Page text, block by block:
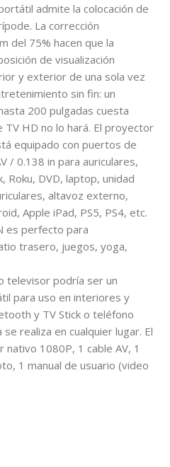
admite la colocación de
La corrección
del 75% hacen que la
de visualización
y exterior de una sola vez
sin fin: un
200 pulgadas cuesta
HD no lo hará. El proyector
equipado con puertos de
/ 0.138 in para auriculares,
Roku, DVD, laptop, unidad
altavoz externo,
Apple iPad, PS5, PS4, etc.
es perfecto para
trasero, juegos, yoga,
televisor podría ser un
para uso en interiores y
y TV Stick o teléfono
realiza en cualquier lugar. El
1080P, 1 cable AV, 1
1 manual de usuario (video